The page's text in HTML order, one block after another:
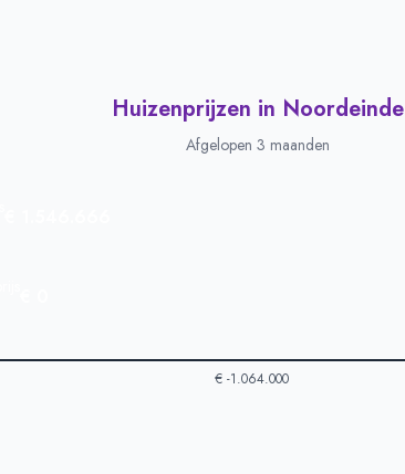
Huizenprijzen in Noordeinde
Afgelopen 3 maanden
€ -1.064.000